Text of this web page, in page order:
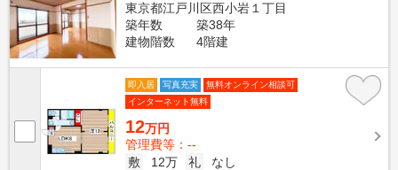
東京都江戸川区西小岩１丁目
築年数
築38年
建物階数
4階建
即入居 写真充実
無料オンライン相談可
インターネット無料
12万円
管理費等：--
敷
12万 礼
なし